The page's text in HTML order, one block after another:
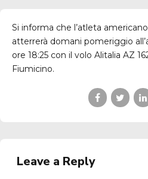
Si informa che l’atleta
atterrerà domani pomeriggio
ore 18:25 con il volo Alitalia AZ
Fiumicino.
Leave a Reply